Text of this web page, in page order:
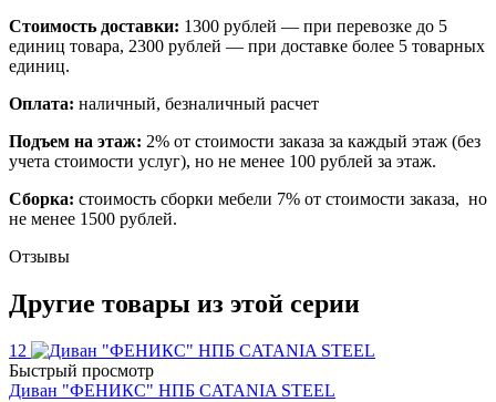
Стоимость доставки: 1300 рублей — при перевозке до 5
единиц товара, 2300 рублей — при доставке более 5 товарных
единиц.
Оплата: наличный, безналичный расчет
Подъем на этаж: 2% от стоимости заказа за каждый этаж (без
учета стоимости услуг), но не менее 100 рублей за этаж.
Сборка: стоимость сборки мебели 7% от стоимости заказа, но
не менее 1500 рублей.
Отзывы
Другие товары из этой серии
12
Быстрый просмотр
Диван "ФЕНИКС" НПБ CATANIA STEEL